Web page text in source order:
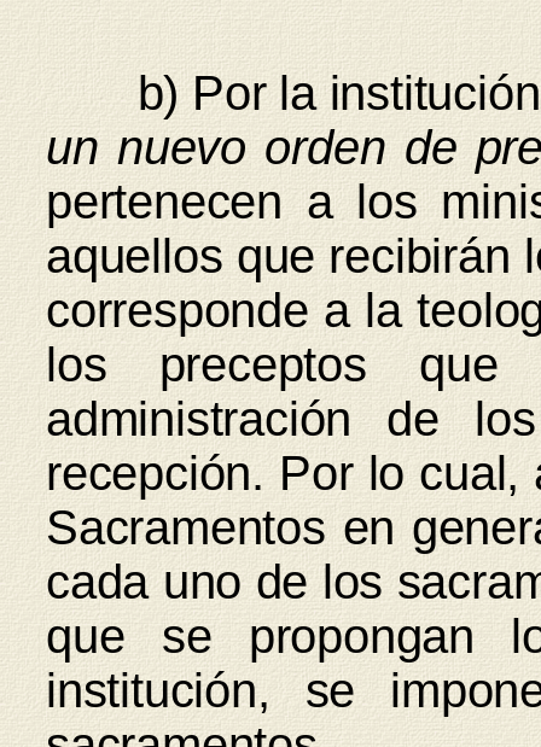
b) Por la institución
un nuevo orden de
pertenecen a los
aquellos que recibirán
corresponde a la
los preceptos
administración de
recepción. Por lo cual,
Sacramentos en
cada uno de los
que se propongan
institución, se